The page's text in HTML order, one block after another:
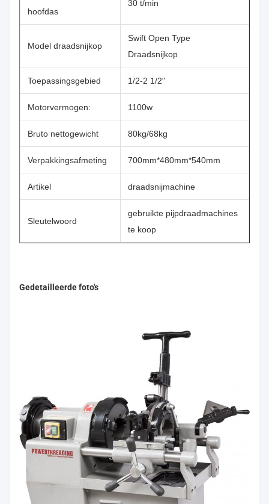
hoofdas
30 t/min
Model draadsnijkop
Swift Open Type
Draadsnijkop
Toepassingsgebied 1/2-2 1/2"
Motorvermogen: 1100w
Bruto nettogewicht 80kg/68kg
Verpakkingsafmeting 700mm*480mm*540mm
Artikel draadsnijmachine
Sleutelwoord
gebruikte pijpdraadmachines
te koop
Gedetailleerde foto's